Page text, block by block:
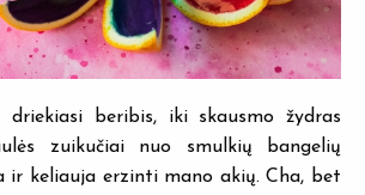
driekiasi beribis, iki skausmo žydras
zuikučiai nuo smulkių bangelių
ir keliauja erzinti mano akių. Cha, bet